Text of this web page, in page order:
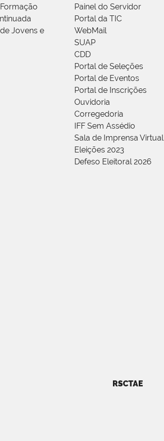
Jovens e
Painel do Servidor
Portal da TIC
WebMail
SUAP
CDD
Portal de Seleções
Portal de Eventos
Portal de Inscrições
Ouvidoria
Corregedoria
IFF Sem Assédio
Sala de Imprensa Virtual
Eleições 2023
Defeso Eleitoral 2026
RSCTAE